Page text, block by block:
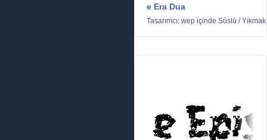
e Era Dua
Tasarımcı: wep içinde Süslü /Yıkmak